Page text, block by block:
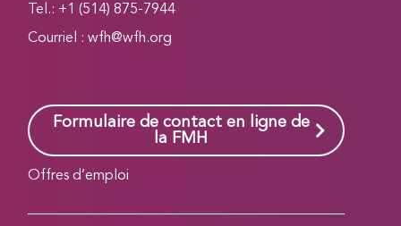
Tel.: +1 (514) 875-7944
Courriel :wfh@wfh.org
Formulaire de contact en ligne de
la FMH
Offres d’emploi